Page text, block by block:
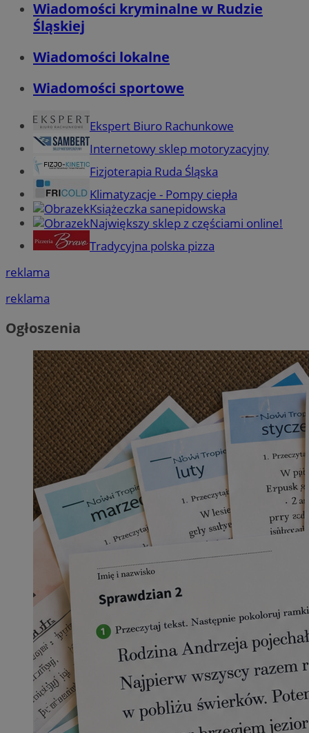
Wiadomości kryminalne w Rudzie
Śląskiej
Wiadomości lokalne
Wiadomości sportowe
Ekspert Biuro Rachunkowe
Internetowy sklep motoryzacyjny
Fizjoterapia Ruda Śląska
Klimatyzacje - Pompy ciepła
Książeczka sanepidowska
Największy sklep z częściami online!
Tradycyjna polska pizza
reklama
reklama
Ogłoszenia